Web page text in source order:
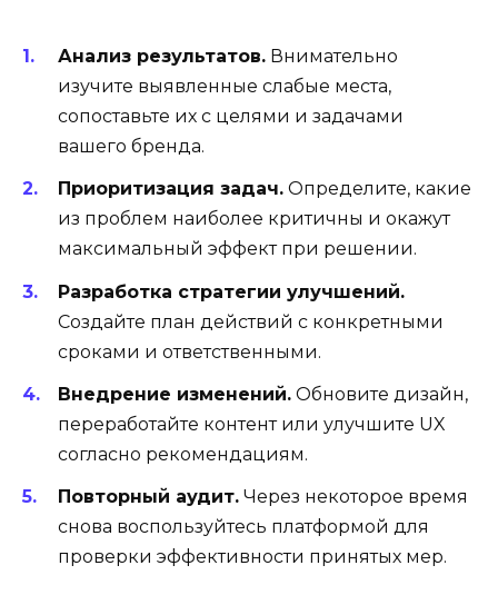
Анализ результатов. Внимательно
изучите выявленные слабые места,
сопоставьте их с целями и задачами
вашего бренда.
Приоритизация задач. Определите, какие
из проблем наиболее критичны и окажут
максимальный эффект при решении.
Разработка стратегии улучшений.
Создайте план действий с конкретными
сроками и ответственными.
Внедрение изменений. Обновите дизайн,
переработайте контент или улучшите UX
согласно рекомендациям.
Повторный аудит. Через некоторое время
снова воспользуйтесь платформой для
проверки эффективности принятых мер.